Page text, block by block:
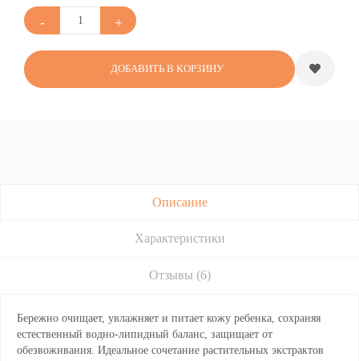
ДОБАВИТЬ В КОРЗИНУ
Описание
Характеристики
Отзывы (6)
Бережно очищает, увлажняет и питает кожу ребенка, сохраняя
естественный водно-липидный баланс, защищает от
обезвоживания. Идеальное сочетание растительных экстрактов